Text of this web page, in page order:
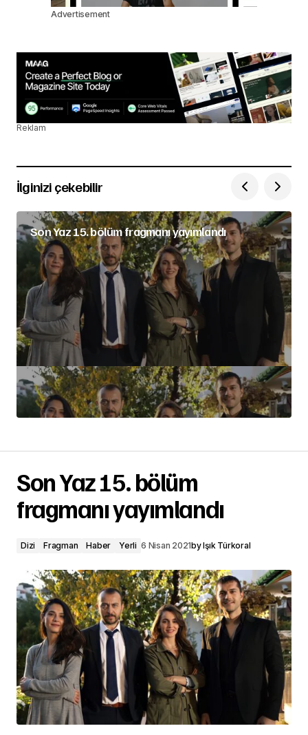
Advertisement
Reklam
İlginizi çekebilir
Son Yaz 15. bölüm fragmanı yayımlandı
Son Yaz 15. bölüm
fragmanı yayımlandı
Dizi Fragman Haber Yerli 6 Nisan 2021byIşık Türkoral